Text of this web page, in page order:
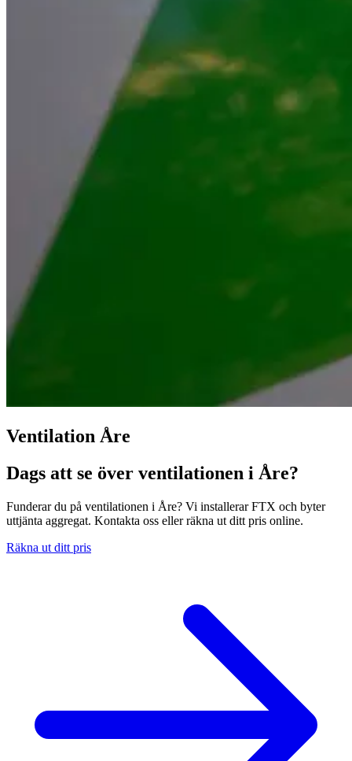
Ventilation Åre
Dags att se över ventilationen i Åre?
Funderar du på ventilationen i Åre? Vi installerar FTX och byter
uttjänta aggregat. Kontakta oss eller räkna ut ditt pris online.
Räkna ut ditt pris